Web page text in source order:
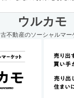
ウルカモ
不動産のソーシャルマー